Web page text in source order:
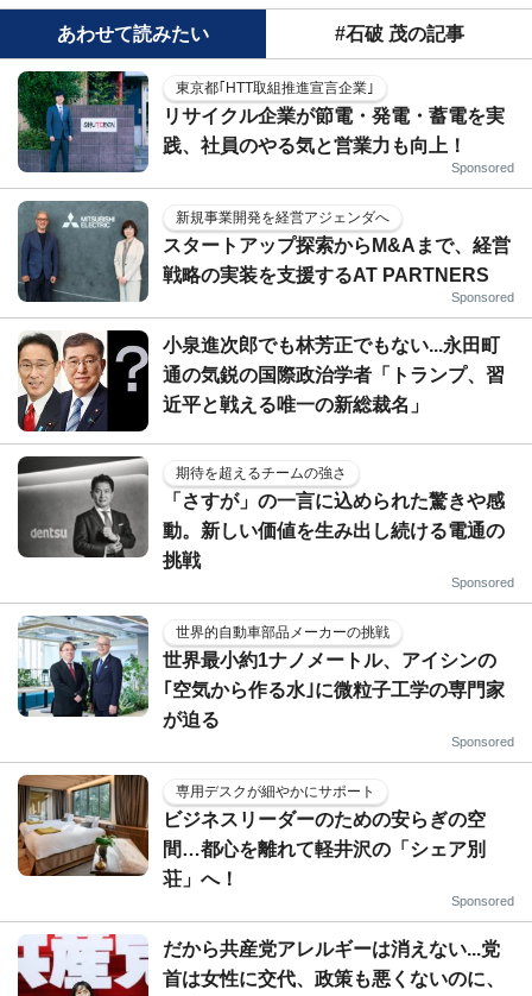
あわせて読みたい #石破 茂の記事
東京都｢HTT取組推進宣言企業｣
リサイクル企業が節電・発電・蓄電を実
践、社員のやる気と営業力も向上！
Sponsored
新規事業開発を経営アジェンダへ
スタートアップ探索からM&Aまで、経営
戦略の実装を支援するAT PARTNERS
Sponsored
小泉進次郎でも林芳正でもない...永田町
通の気鋭の国際政治学者「トランプ、習
近平と戦える唯一の新総裁名」
期待を超えるチームの強さ
「さすが」の一言に込められた驚きや感
動。新しい価値を生み出し続ける電通の
挑戦
Sponsored
世界的自動車部品メーカーの挑戦
世界最小約1ナノメートル、アイシンの
｢空気から作る水｣に微粒子工学の専門家
が迫る
Sponsored
専用デスクが細やかにサポート
ビジネスリーダーのための安らぎの空
間…都心を離れて軽井沢の「シェア別
荘」へ！
Sponsored
だから共産党アレルギーは消えない...党
首は女性に交代、政策も悪くないのに、